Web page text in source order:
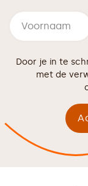
Door je in te
met de